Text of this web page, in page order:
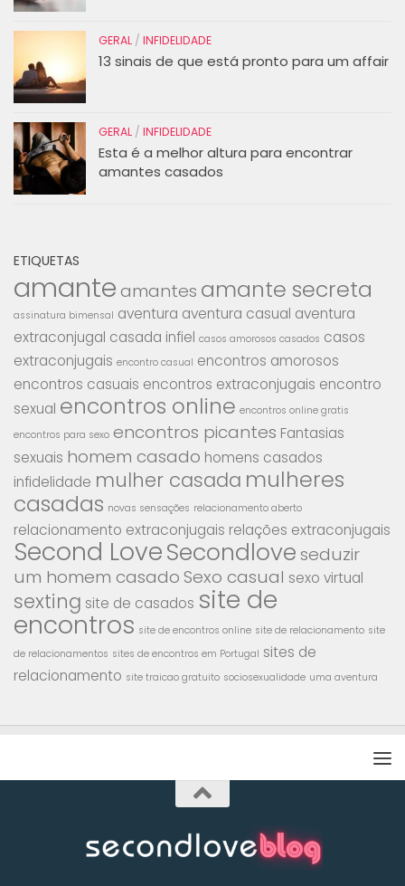
GERAL / INFIDELIDADE
13 sinais de que está pronto para um affair
GERAL / INFIDELIDADE
Esta é a melhor altura para encontrar
amantes casados
ETIQUETAS
amanteamantes amante secreta
assinatura bimensal aventura aventura casual aventura
extraconjugal casada infiel casos amorosos casados casos
extraconjugais encontro casual encontros amorosos
encontros casuais encontros extraconjugais encontro
sexual encontros online encontros online gratis
encontros para sexo encontros picantes Fantasias
sexuais homem casado homens casados
infidelidade mulher casada mulheres
casadas novas sensações relacionamento aberto
relacionamento extraconjugais relações extraconjugais
Second LoveSecondloveseduzir
um homem casadoSexo casual sexo virtual
sexting site de casados site de
encontros site de encontros online site de relacionamento site
de relacionamentos sites de encontros em Portugal sites de
relacionamento site traicao gratuito sociosexualidade uma aventura